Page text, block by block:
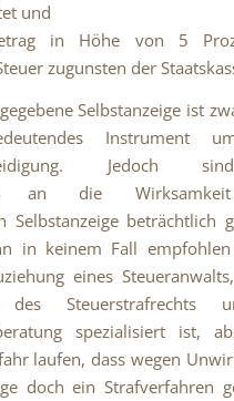
und
in Höhe von 5
zugunsten der
Selbstanzeige ist
Instrument
Jedoch
an die
Selbstanzeige beträchtlich
in keinem Fall
eines
Steuerstrafrechts
spezialisiert ist,
laufen, dass wegen
doch ein Strafverfahren